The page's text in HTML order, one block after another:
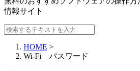
情報サイト
HOME >
Wi-Fi パスワード